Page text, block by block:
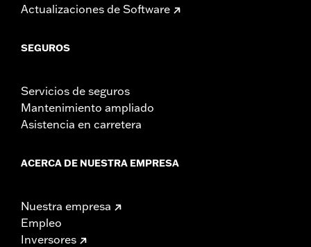
Actualizaciones de Software
SEGUROS
Servicios de seguros
Mantenimiento ampliado
Asistencia en carretera
ACERCA DE NUESTRA EMPRESA
Nuestra empresa
Empleo
Inversores